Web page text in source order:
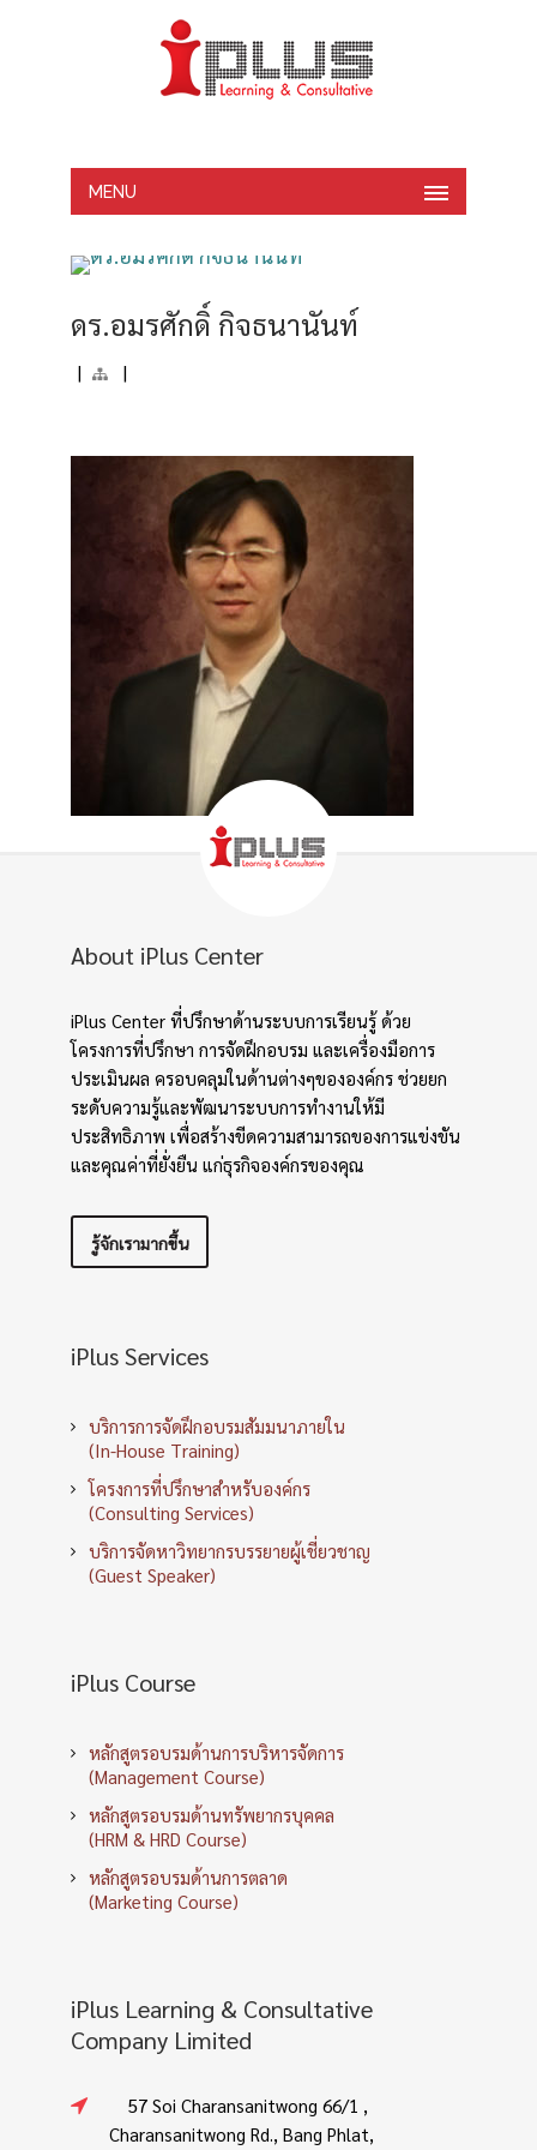
MENU
ดร.อมรศักดิ์ กิจธนานันท์
| |
About iPlus Center
iPlus Center ที่ปรึกษาด้านระบบการเรียนรู้ ด้วย
โครงการที่ปรึกษา การจัดฝึกอบรม และเครื่องมือการ
ประเมินผล ครอบคลุมในด้านต่างๆขององค์กร ช่วยยก
ระดับความรู้และพัฒนาระบบการทำงานให้มี
ประสิทธิภาพ เพื่อสร้างขีดความสามารถของการแข่งขัน
และคุณค่าที่ยั่งยืน แก่ธุรกิจองค์กรของคุณ
รู้จักเรามากขึ้น
iPlus Services
บริการการจัดฝึกอบรมสัมมนาภายใน
(In-House Training)
โครงการที่ปรึกษาสำหรับองค์กร
(Consulting Services)
บริการจัดหาวิทยากรบรรยายผู้เชี่ยวชาญ
(Guest Speaker)
iPlus Course
หลักสูตรอบรมด้านการบริหารจัดการ
(Management Course)
หลักสูตรอบรมด้านทรัพยากรบุคคล
(HRM & HRD Course)
หลักสูตรอบรมด้านการตลาด
(Marketing Course)
iPlus Learning & Consultative
Company Limited
57 Soi Charansanitwong 66/1 ,
Charansanitwong Rd., Bang Phlat,